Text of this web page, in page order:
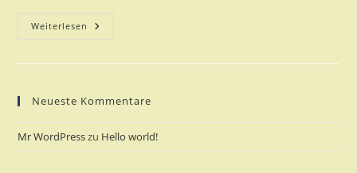
Weiterlesen Hello
World!
Neueste Kommentare
Mr WordPresszu Hello world!